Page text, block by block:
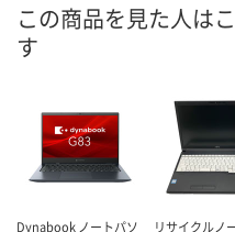
この商品を見た人は
す
Dynabook ノートパソ
リサイクルノ